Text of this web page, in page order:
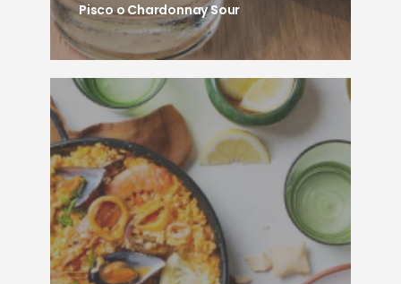
Pisco o Chardonnay Sour